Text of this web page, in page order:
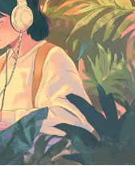
meilleurs services de
corvée tout en fournissant
conviennent à votre flux